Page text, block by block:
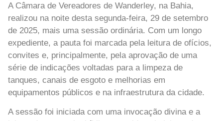
A Câmara de Vereadores de Wanderley, na Bahia,
realizou na noite desta segunda-feira, 29 de setembro
de 2025, mais uma sessão ordinária. Com um longo
expediente, a pauta foi marcada pela leitura de ofícios,
convites e, principalmente, pela aprovação de uma
série de indicações voltadas para a limpeza de
tanques, canais de esgoto e melhorias em
equipamentos públicos e na infraestrutura da cidade.
A sessão foi iniciada com uma invocação divina e a